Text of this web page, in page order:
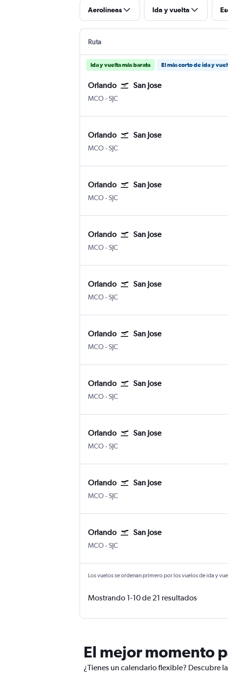
Aerolíneas Ida y vuelta
Ruta
Ida y vuelta más barata El más corto de ida y
Orlando San Jose
MCO-SJC
Orlando San Jose
MCO-SJC
Orlando San Jose
MCO-SJC
Orlando San Jose
MCO-SJC
Orlando San Jose
MCO-SJC
Orlando San Jose
MCO-SJC
Orlando San Jose
MCO-SJC
Orlando San Jose
MCO-SJC
Orlando San Jose
MCO-SJC
Orlando San Jose
MCO-SJC
Los vuelos se ordenan primero por los vuelos de ida y
Mostrando 1-10 de 21 resultados
El mejor momento
¿Tienes un calendario flexible? Descubre